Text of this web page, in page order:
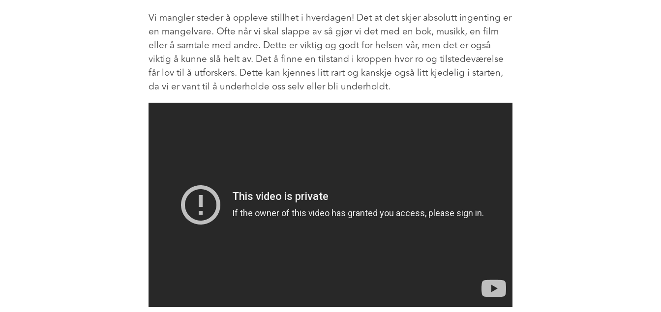
Vi mangler steder å oppleve stillhet i hverdagen! Det at det skjer absolutt ingenting er
en mangelvare. Ofte når vi skal slappe av så gjør vi det med en bok, musikk, en film
eller å samtale med andre. Dette er viktig og godt for helsen vår, men det er også
viktig å kunne slå helt av. Det å finne en tilstand i kroppen hvor ro og tilstedeværelse
får lov til å utforskers. Dette kan kjennes litt rart og kanskje også litt kjedelig i starten,
da vi er vant til å underholde oss selv eller bli underholdt.